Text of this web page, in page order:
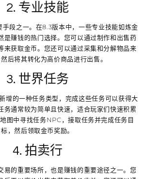
2. 专业技能
手段之一。在8.3版本中，一些专业技能如炼金
是赚钱的热门选择。您可以通过制作和出售药
来获取金币。您还可以通过采集和分解物品来
后将其转化为高价商品进行出售。
3. 世界任务
增的一种任务类型，完成这些任务可以获得大
务通常较为简单且快速，适合玩家们快速积累
图中寻找任务NPC，接取任务并完成任务目
标，然后领取金币奖励。
4. 拍卖行
易的重要场所，也是赚钱的重要途径之一。您